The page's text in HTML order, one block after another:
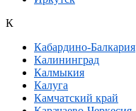
К
Кабардино-Балкария
Калининград
Калмыкия
Калуга
Камчатский край